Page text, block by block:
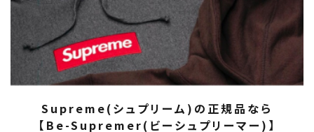
Supreme(シュプリーム)の正規品なら
【Be-Supremer(ビーシュプリーマー)】